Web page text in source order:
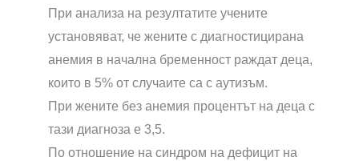
При анализа на резултатите учените
установяват, че жените с диагностицирана
анемия в начална бременност раждат деца,
които в 5% от случаите са с аутизъм.
При жените без анемия процентът на деца с
тази диагноза е 3,5.
По отношение на синдром на дефицит на